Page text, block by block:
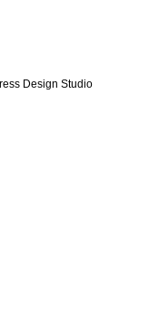
Design Studio